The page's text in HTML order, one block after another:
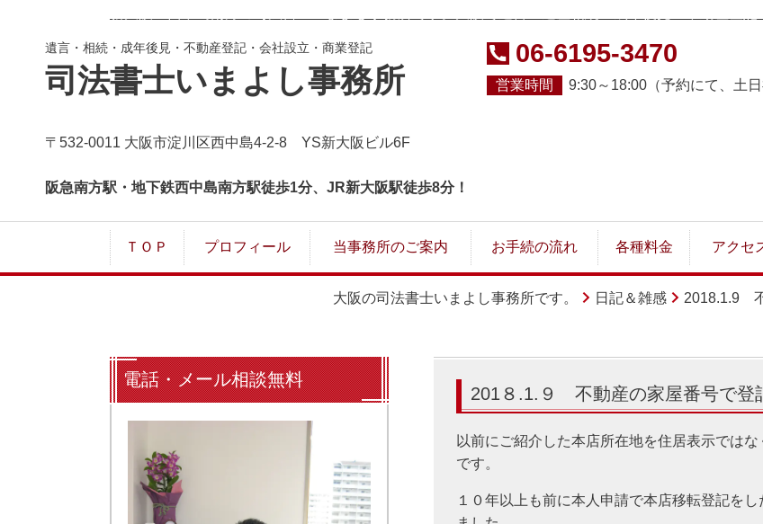
遺言・相続・成年後見・不動産登記・会社設立・商業登記
司法書士いまよし事務所
〒532-0011 大阪市淀川区西中島4-2-8 YS新大阪ビル6F
阪急南方駅・地下鉄西中島南方駅徒歩1分、JR新大阪駅徒歩8分！
06-6195-3470
営業時間 9:30～18:00（予約にて、土
ＴＯＰ プロフィール 当事務所のご案内 お手続の流れ 各種料金 アクセ
大阪の司法書士いまよし事務所です。 日記＆雑感 2018.1.9
201８.1.９ 不動産の家屋番号で登
以前にご紹介した本店所在地を住居表示では
です。
１０年以上も前に本人申請で本店移転登記を
電話・メール相談無料